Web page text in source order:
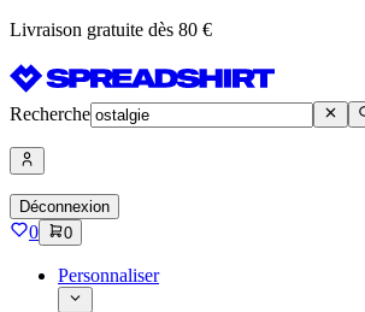
Livraison gratuite dès 80 €
Recherche
Déconnexion
0 0
Personnaliser